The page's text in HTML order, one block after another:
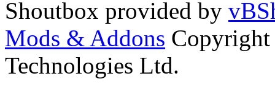
Shoutbox provided by
Mods & Addons
Technologies Ltd.